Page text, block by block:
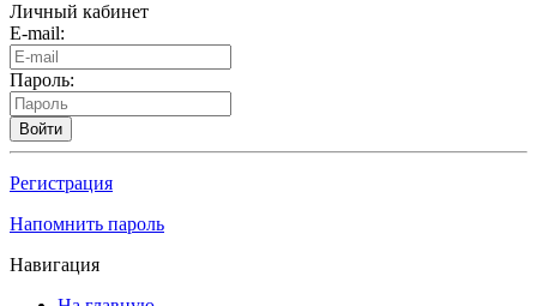
Личный кабинет
E-mail:
Пароль:
Войти
Регистрация
Напомнить пароль
Навигация